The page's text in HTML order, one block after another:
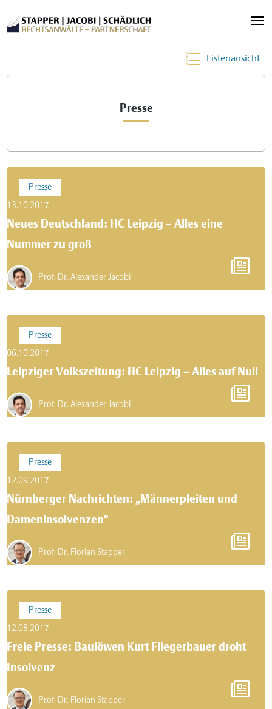
Listenansicht
Presse
Presse
13.10.2017
Neues Deutschland: HC Leipzig – Alles eine
Nummer zu groß
Prof. Dr. Alexander Jacobi
Presse
06.10.2017
Leipziger Volkszeitung: HC Leipzig – Alles auf Null
Prof. Dr. Alexander Jacobi
Presse
12.09.2017
Nürnberger Nachrichten: „Männerpleiten und
Dameninsolvenzen“
Prof. Dr. Florian Stapper
Presse
12.08.2017
Freie Presse: Baulöwen Kurt Fliegerbauer droht
Insolvenz
Prof. Dr. Florian Stapper